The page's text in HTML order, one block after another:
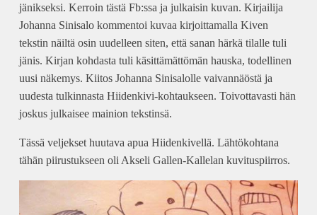
jänikseksi. Kerroin tästä Fb:ssa ja julkaisin kuvan. Kirjailija
Johanna Sinisalo kommentoi kuvaa kirjoittamalla Kiven
tekstin näiltä osin uudelleen siten, että sanan härkä tilalle tuli
jänis. Kirjan kohdasta tuli käsittämättömän hauska, todellinen
uusi näkemys. Kiitos Johanna Sinisalolle vaivannäöstä ja
uudesta tulkinnasta Hiidenkivi-kohtaukseen. Toivottavasti hän
joskus julkaisee mainion tekstinsä.
Tässä veljekset huutava apua Hiidenkivellä. Lähtökohtana
tähän piirustukseen oli Akseli Gallen-Kallelan kuvituspiirros.